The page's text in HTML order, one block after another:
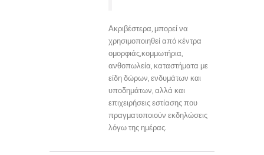
Ακριβέστερα, μπορεί να
χρησιμοποιηθεί από κέντρα
ομορφιάς,κομμωτήρια,
ανθοπωλεία, καταστήματα με
είδη δώρων, ενδυμάτων και
υποδημάτων, αλλά και
επιχειρήσεις εστίασης που
πραγματοποιούν εκδηλώσεις
λόγω της ημέρας.